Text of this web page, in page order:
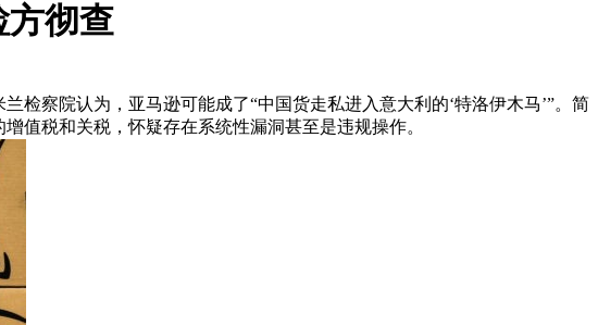
方彻查
检察院认为，亚马逊可能成了“中国货走私进入意大利的‘特洛伊木马’”。简
值税和关税，怀疑存在系统性漏洞甚至是违规操作。